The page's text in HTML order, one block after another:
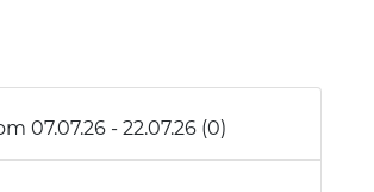
07.07.26 - 22.07.26 (0)